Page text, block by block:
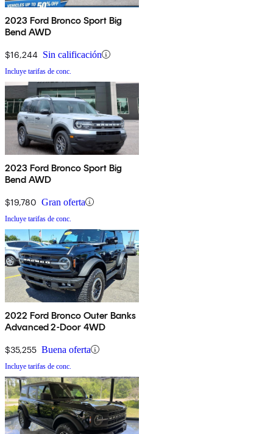
2023 Ford Bronco Sport Big
Bend AWD
$16,244 Sin calificación
Incluye tarifas de conc.
2023 Ford Bronco Sport Big
Bend AWD
$19,780 Gran oferta
Incluye tarifas de conc.
2022 Ford Bronco Outer Banks
Advanced 2-Door 4WD
$35,255 Buena oferta
Incluye tarifas de conc.